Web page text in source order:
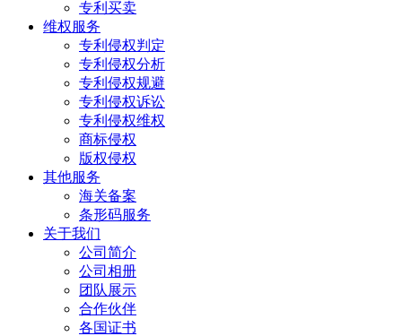
专利买卖
维权服务
专利侵权判定
专利侵权分析
专利侵权规避
专利侵权诉讼
专利侵权维权
商标侵权
版权侵权
其他服务
海关备案
条形码服务
关于我们
公司简介
公司相册
团队展示
合作伙伴
各国证书